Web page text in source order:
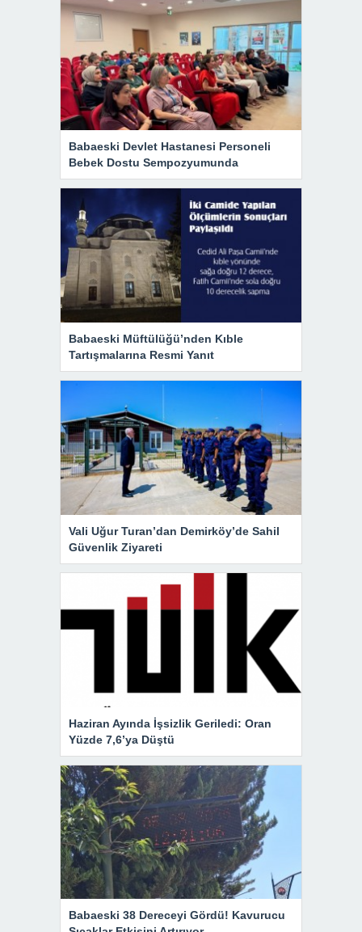
Babaeski Devlet Hastanesi Personeli
Bebek Dostu Sempozyumunda
Babaeski Müftülüğü’nden Kıble
Tartışmalarına Resmi Yanıt
Vali Uğur Turan’dan Demirköy’de Sahil
Güvenlik Ziyareti
Haziran Ayında İşsizlik Geriledi: Oran
Yüzde 7,6’ya Düştü
Babaeski 38 Dereceyi Gördü! Kavurucu